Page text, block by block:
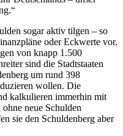
sogar aktiv tilgen – so
oder Eckwerte vor.
von knapp 1.500
sind die Stadtstaaten
um rund 398
wollen. Die
kalkulieren immerhin mit
neue Schulden
sie den Schuldenberg aber